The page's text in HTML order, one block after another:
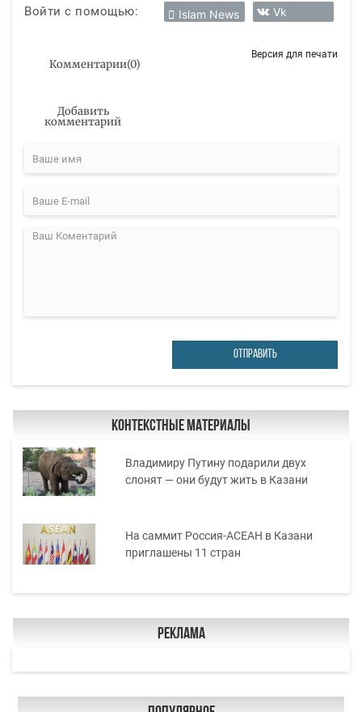
Войти с помощью: Islam News Vk
Комментарии(0)
Версия для печати
Добавить
комментарий
ОТПРАВИТЬ
Контекстные материалы
Владимиру Путину подарили двух
слонят — они будут жить в Казани
На саммит Россия-АСЕАН в Казани
приглашены 11 стран
Реклама